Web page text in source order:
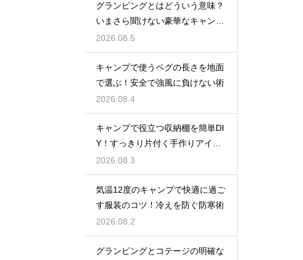
グランピングとはどういう意味？
いまさら聞けない豪華なキャンプ
術
2026.08.5
キャンプで使うペグの長さを地面
で選ぶ！安全で強風に負けない術
2026.08.4
キャンプで役立つ収納棚を簡単DI
Y！すっきり片付く手作りアイデ
ア
2026.08.3
気温12度のキャンプで快適に過ご
す服装のコツ！冷えを防ぐ防寒術
2026.08.2
グランピングとコテージの明確な